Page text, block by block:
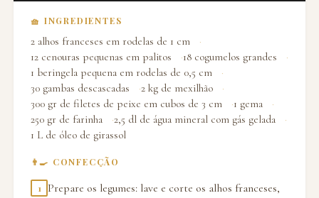
🧺 INGREDIENTES
2 alhos franceses em rodelas de 1 cm
12 cenouras pequenas em palitos
18 cogumelos grandes
1 beringela pequena em rodelas de 0,5 cm
30 gambas descascadas
2 kg de mexilhão
300 gr de filetes de peixe em cubos de 3 cm
1 gema
250 gr de farinha
2,5 dl de água mineral com gás gelada
1 L de óleo de girassol
👨‍🍳 CONFECÇÃO
1
Prepare os legumes: lave e corte os alhos franceses,